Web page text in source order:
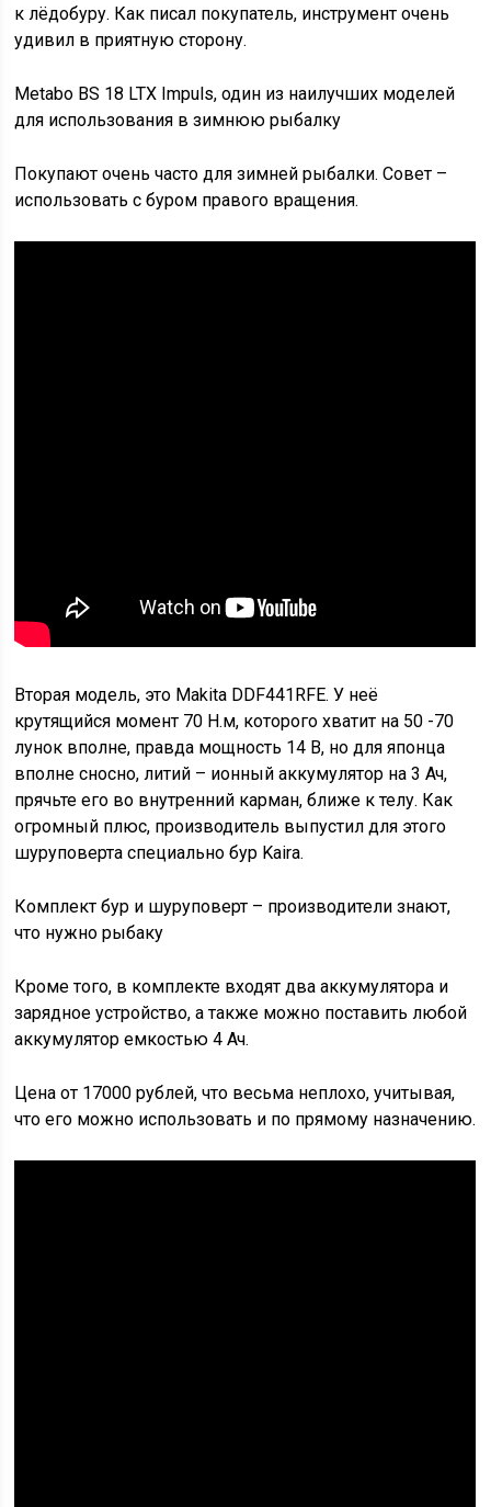
к лёдобуру. Как писал покупатель, инструмент очень
удивил в приятную сторону.
Metabo BS 18 LTX Impuls, один из наилучших моделей
для использования в зимнюю рыбалку
Покупают очень часто для зимней рыбалки. Совет –
использовать с буром правого вращения.
Вторая модель, это Makita DDF441RFE. У неё
крутящийся момент 70 Н.м, которого хватит на 50 -70
лунок вполне, правда мощность 14 В, но для японца
вполне сносно, литий – ионный аккумулятор на 3 Ач,
прячьте его во внутренний карман, ближе к телу. Как
огромный плюс, производитель выпустил для этого
шуруповерта специально бур Kaira.
Комплект бур и шуруповерт – производители знают,
что нужно рыбаку
Кроме того, в комплекте входят два аккумулятора и
зарядное устройство, а также можно поставить любой
аккумулятор емкостью 4 Ач.
Цена от 17000 рублей, что весьма неплохо, учитывая,
что его можно использовать и по прямому назначению.